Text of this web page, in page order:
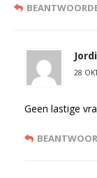
28
Geen lastige